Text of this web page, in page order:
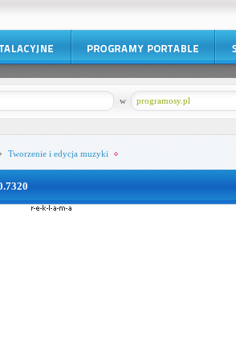
programosy.pl
w
Tworzenie i edycja muzyki